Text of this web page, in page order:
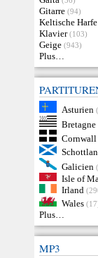
Gitarre (94)
Keltische Harfe
Klavier (103)
Geige (943)
Plus…
Asturien
Bretagne
Cornwall
Galicien
Isle of
Irland
Wales
Plus…
MP3